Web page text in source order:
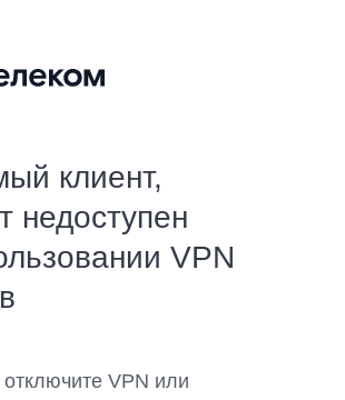
клиент,
недоступен
VPN
VPN или